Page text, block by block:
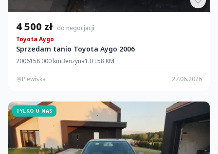
4 500 zł do negocjacji
Toyota Aygo
Sprzedam tanio Toyota Aygo 2006
2006158 000 kmBenzyna1.0 L58 KM
Plewiska 27.06.2026
TYLKO U NAS